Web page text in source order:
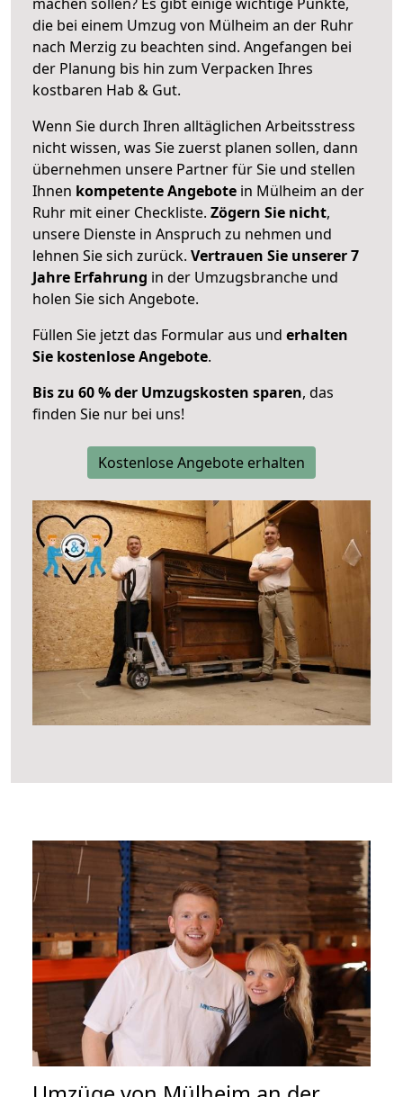
die bei einem Umzug von Mülheim an der Ruhr
nach Merzig zu beachten sind. Angefangen bei
der Planung bis hin zum Verpacken Ihres
kostbaren Hab & Gut.
Wenn Sie durch Ihren alltäglichen Arbeitsstress
nicht wissen, was Sie zuerst planen sollen, dann
übernehmen unsere Partner für Sie und stellen
Ihnen kompetente Angebote in Mülheim an der
Ruhr mit einer Checkliste. Zögern Sie nicht,
unsere Dienste in Anspruch zu nehmen und
lehnen Sie sich zurück. Vertrauen Sie unserer 7
Jahre Erfahrung in der Umzugsbranche und
holen Sie sich Angebote.
Füllen Sie jetzt das Formular aus und erhalten
Sie kostenlose Angebote.
Bis zu 60 % der Umzugskosten sparen, das
finden Sie nur bei uns!
Kostenlose Angebote erhalten